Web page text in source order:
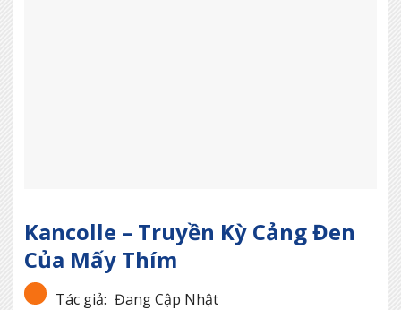
Kancolle – Truyền Kỳ Cảng Đen
Của Mấy Thím
Tác giả: Đang Cập Nhật